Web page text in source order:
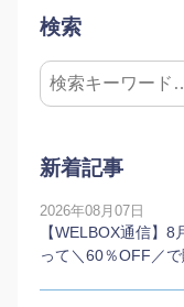
検索
新着記事
2026年08月07日
【WELBOX通信】
って＼60％OFF／